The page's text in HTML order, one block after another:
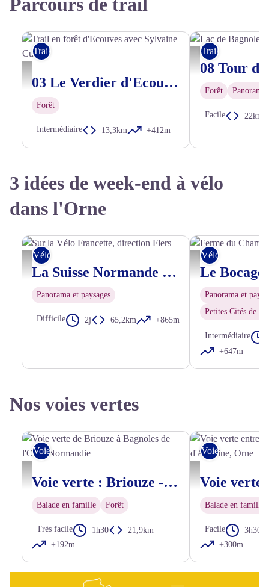
Trail en forêt d'Ecouves avec Sylvaine Cussot - Thomas Le Floc'h - CRT Normandie
Trail
03 Le Verdier d'Ecouves - Station de Trail® Massif d'Ecouves
Forêt
Intermédiaire 13,3km +412m
Lac de Bagnoles de
Trail
Forêt Panorama
Facile 22km
3 idées de week-end à vélo
dans l'Orne
Sur la Vélo Francette, direction Flers - Nicolas Diolez
Vélo
La Suisse Normande à vélo
Panorama et paysages
Difficile 2j 65,2km +865m
Ferme du Champ
Vélo
Panorama et
Petites Cités de
Intermédiaire
+647m
Nos voies vertes
Voie Verte
Voie verte : Briouze - Bagnoles de l'Orne Normandie
Balade en famille Forêt
Très facile 1h30
21,9km
+192m
Voie Verte
Balade en famille
Facile
3h30
+300m